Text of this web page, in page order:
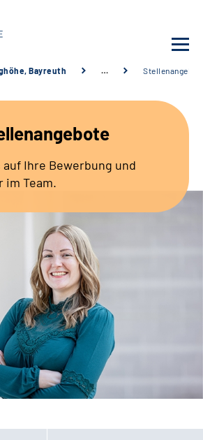
Bayreuth …
Ihre Bewerbung und
im Team.